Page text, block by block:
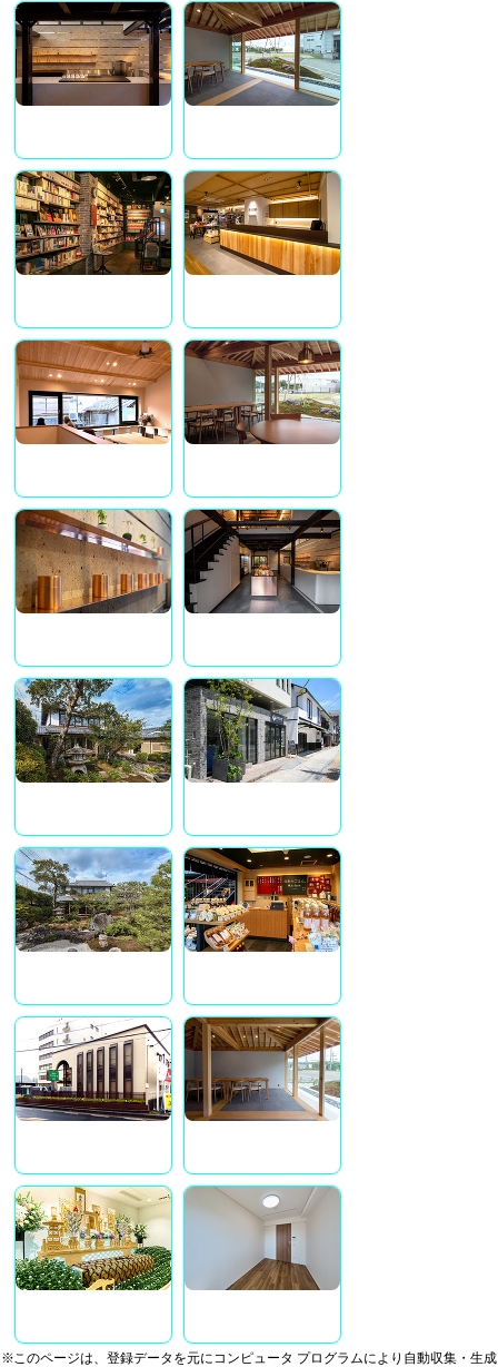
※このページは、登録データを元にコンピュータ プログラムにより自動収集・生成